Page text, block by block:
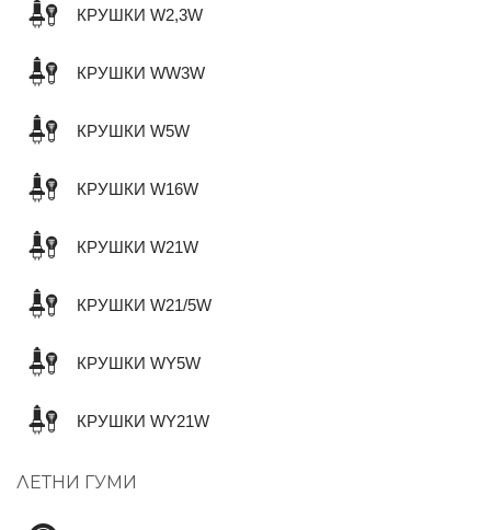
КРУШКИ W2,3W
КРУШКИ WW3W
КРУШКИ W5W
КРУШКИ W16W
КРУШКИ W21W
КРУШКИ W21/5W
КРУШКИ WY5W
КРУШКИ WY21W
ЛЕТНИ ГУМИ